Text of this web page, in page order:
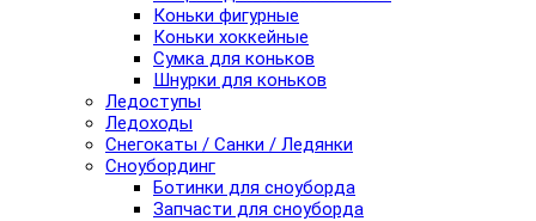
Коньки фигурные
Коньки хоккейные
Сумка для коньков
Шнурки для коньков
Ледоступы
Ледоходы
Снегокаты / Санки / Ледянки
Сноубординг
Ботинки для сноуборда
Запчасти для сноуборда